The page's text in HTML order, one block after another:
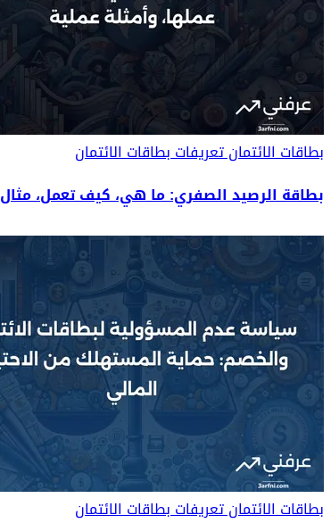
بطاقات الائتمانتعريفات بطاقات الائتمان
بطاقة الرصيد الصفري: ما هي، كيف تعمل، مثال
بطاقات الائتمانتعريفات بطاقات الائتمان